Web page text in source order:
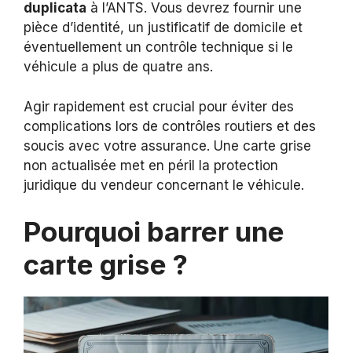
duplicata à l’ANTS. Vous devrez fournir une
pièce d’identité, un justificatif de domicile et
éventuellement un contrôle technique si le
véhicule a plus de quatre ans.
Agir rapidement est crucial pour éviter des
complications lors de contrôles routiers et des
soucis avec votre assurance. Une carte grise
non actualisée met en péril la protection
juridique du vendeur concernant le véhicule.
Pourquoi barrer une
carte grise ?